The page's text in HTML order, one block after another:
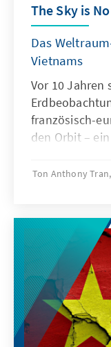
Wirtschaft
The Sky is
Das
Vietnams
Vor 10 Jahren
französisch-
den Orbit –
Ton Anthony